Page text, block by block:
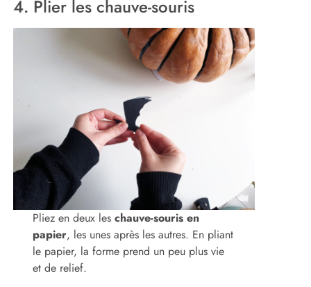
4. Plier les chauve-souris
Pliez en deux les chauve-souris en
papier, les unes après les autres. En pliant
le papier, la forme prend un peu plus vie
et de relief.